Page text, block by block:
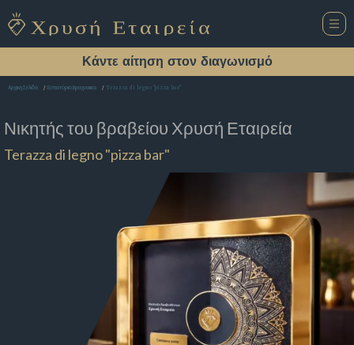
Κάντε αίτηση στον διαγωνισμό
Αρχική Σελίδα Εστιατόριο Βραχναιικα Terazza di legno "pizza bar"
Νικητής του βραβείου Χρυσή Εταιρεία
Terazza di legno "pizza bar"